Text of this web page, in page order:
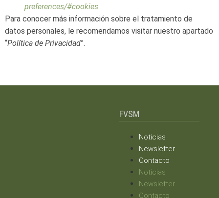
preferences/#cookies
Para conocer más información sobre el tratamiento de
datos personales, le recomendamos visitar nuestro apartado
“Política de Privacidad”.
FVSM
Noticias
Newsletter
Contacto
Noticias
Newsletter
Contacto